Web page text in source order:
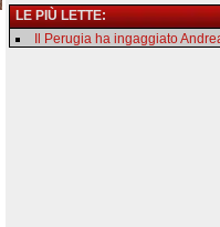
LE PIÙ LETTE:
Il Perugia ha ingaggiato